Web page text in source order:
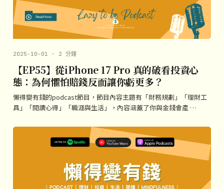
2025-10-01 · 2 分鐘
【EP55】從iPhone 17 Pro 真的破看投資心
態：為何懼怕賠錢反而讓你虧更多？
懶得變有錢的podcast節目，節目內容主題有「財務規劃」「理財工
具」「閱讀心得」「職涯與生活」，內容涵蓋了你與金錢會產 …